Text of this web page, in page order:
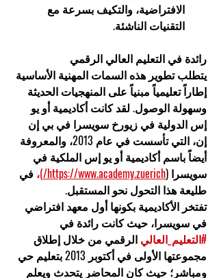
الافتراضية، والتكيف بسرعة مع
التقنيات الناشئة.
رائدة في التعليم العالي الرقمي
يتطلب تطوير هذه السمات المهنية الأساسية
إطاراً تعليمياً مبنياً على المنهجيات الحديثة
وسهولة الوصول. لقد كانت أكاديمية أو يو
إس الدولية في زيورخ سويسرا في بي إن
إن، التي تأسست في عام 2013، والمعروفة
أيضاً باسم أكاديمية أو يو إس الملكية في
سويسرا (https://www.academy.zuerich/ )، في
طليعة هذا التحول نحو المستقبل.
تفتخر الأكاديمية بكونها أول معهد افتراضي
في سويسرا، حيث كانت رائدة في
#التعليم_العالي الرقمي من خلال إطلاق
مجموعتها الأولى في أكتوبر 2013 بتعليم حي
ومباشر؛ حيث كان المحاضر يتحدث ويعلم